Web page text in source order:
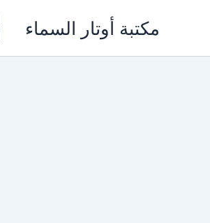
مكتبة أوتار السماء